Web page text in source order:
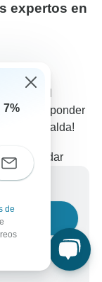
expertos en
a El
para responder
en El Escalda!
TourRadar
7%
de